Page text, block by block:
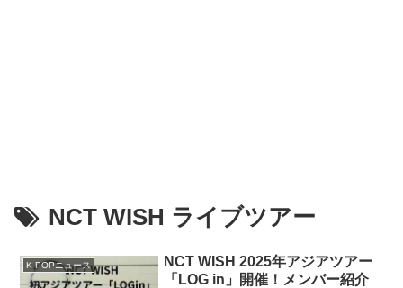
NCT WISH ライブツアー
K-POPニュース
NCT WISH 2025年アジアツアー
「LOG in」開催！メンバー紹介